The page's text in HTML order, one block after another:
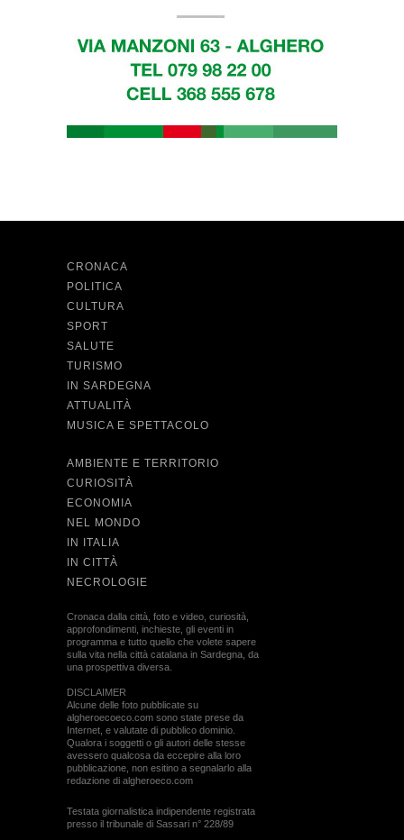
CRONACA
POLITICA
CULTURA
SPORT
SALUTE
TURISMO
IN SARDEGNA
ATTUALITÀ
MUSICA E SPETTACOLO
AMBIENTE E TERRITORIO
CURIOSITÀ
ECONOMIA
NEL MONDO
IN ITALIA
IN CITTÀ
NECROLOGIE
Cronaca dalla città, foto e video, curiosità,
approfondimenti, inchieste, gli eventi in
programma e tutto quello che volete sapere
sulla vita nella città catalana in Sardegna, da
una prospettiva diversa.
DISCLAIMER
Alcune delle foto pubblicate su
algheroecoeco.com sono state prese da
Internet, e valutate di pubblico dominio.
Qualora i soggetti o gli autori delle stesse
avessero qualcosa da eccepire alla loro
pubblicazione, non esitino a segnalarlo alla
redazione di algheroeco.com
Testata giornalistica indipendente registrata
presso il tribunale di Sassari n° 228/89